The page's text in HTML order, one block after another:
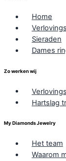
Home
Sieraden
Dames
Zo werken wij
Hartslag
My Diamonds Jewelry
Het team
Waarom